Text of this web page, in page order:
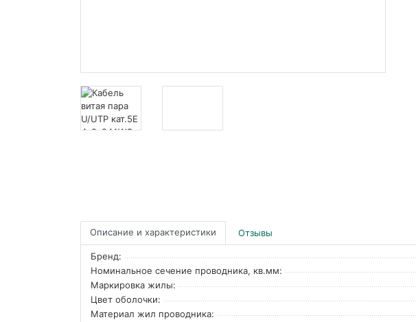
Описание и характеристики Отзывы
Бренд:
Номинальное сечение проводника, кв.мм:
Маркировка жилы:
Цвет оболочки:
Материал жил проводника: